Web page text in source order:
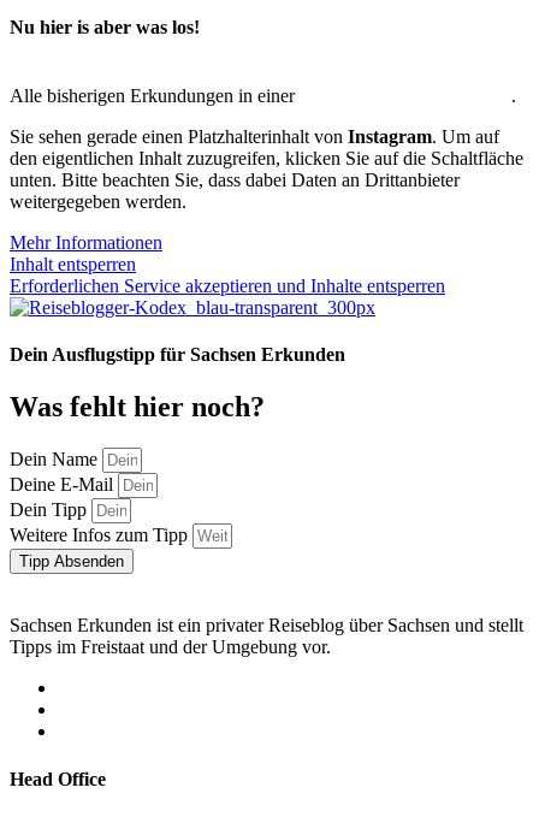
Nu hier is aber was los!
Alle bisherigen Erkundungen in einer
.
Sie sehen gerade einen Platzhalterinhalt von Instagram. Um auf
den eigentlichen Inhalt zuzugreifen, klicken Sie auf die Schaltfläche
unten. Bitte beachten Sie, dass dabei Daten an Drittanbieter
weitergegeben werden.
Mehr Informationen
Inhalt entsperren
Erforderlichen Service akzeptieren und Inhalte entsperren
Dein Ausflugstipp für Sachsen Erkunden
Was fehlt hier noch?
Dein Name
Deine E-Mail
Dein Tipp
Weitere Infos zum Tipp
Tipp Absenden
Sachsen Erkunden ist ein privater Reiseblog über Sachsen und stellt
Tipps im Freistaat und der Umgebung vor.
Head Office